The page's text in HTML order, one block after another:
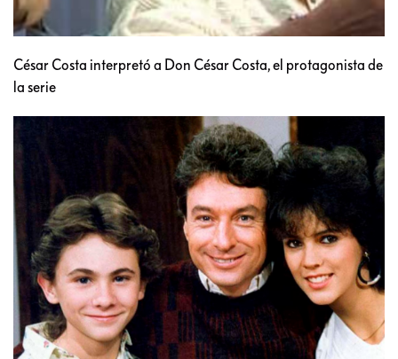
César Costa interpretó a Don César Costa, el protagonista de
la serie